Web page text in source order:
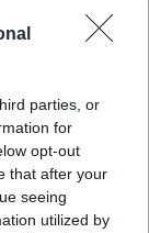
parties, or
for
opt-out
that after your
seeing
utilized by
Моля,
акаунт.
съобщение